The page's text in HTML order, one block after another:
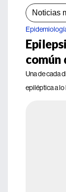
Noticias
común
Una de cada
epiléptica a lo